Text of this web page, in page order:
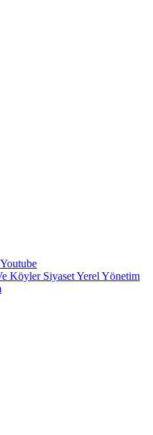
Youtube
KöylerSiyasetYerel Yönetim